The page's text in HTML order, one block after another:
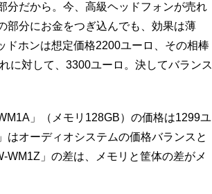
分だから。今、高級ヘッドフォンが売れ
部分にお金をつぎ込んでも、効果は薄
ドホンは想定価格2200ユーロ、その相棒
に対して、3300ユーロ。決してバランス
」（メモリ128GB）の価格は1299ユ
はオーディオシステムの価格バランスと
WM1Z」の差は、メモリと筐体の差がメ